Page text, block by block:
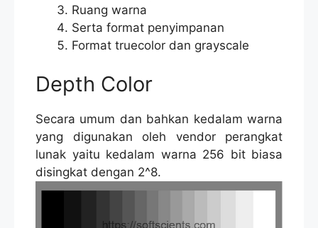
Ruang warna
Serta format penyimpanan
Format truecolor dan grayscale
Depth Color
Secara umum dan bahkan kedalam warna
yang digunakan oleh vendor perangkat
lunak yaitu kedalam warna 256 bit biasa
disingkat dengan 2^8.